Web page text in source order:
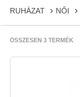
RUHÁZAT NŐI
ÖSSZESEN 3 TERMÉK